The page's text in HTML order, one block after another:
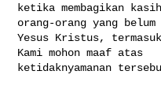
ketika membagikan
orang-orang yang belum
Yesus Kristus,
Kami mohon maaf atas
ketidaknyamanan